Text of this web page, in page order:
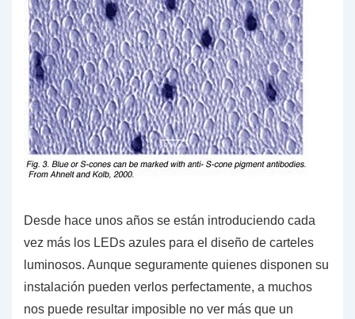
Desde hace unos años se están introduciendo cada
vez más los LEDs azules para el diseño de carteles
luminosos. Aunque seguramente quienes disponen su
instalación pueden verlos perfectamente, a muchos
nos puede resultar imposible no ver más que un